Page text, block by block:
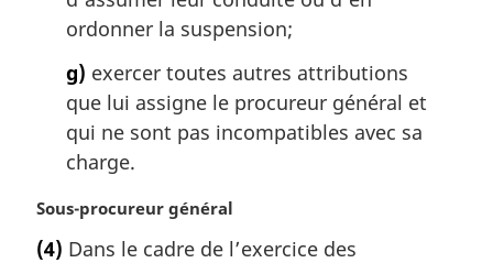
ordonner la suspension;
g) exercer toutes autres attributions
que lui assigne le procureur général et
qui ne sont pas incompatibles avec sa
charge.
N
t
Sous-procureur général
(4) Dans le cadre de l’exercice des